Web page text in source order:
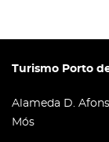
Turismo Porto
Alameda D.
Mós